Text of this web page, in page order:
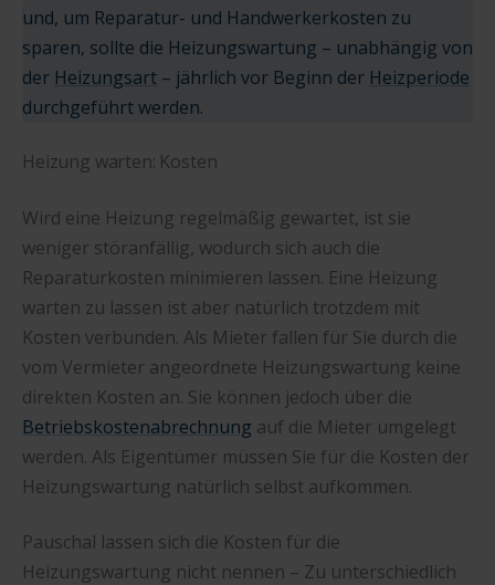
und, um Reparatur- und Handwerkerkosten zu
sparen, sollte die Heizungswartung – unabhängig von
der Heizungsart – jährlich vor Beginn der Heizperiode
durchgeführt werden.
Heizung warten: Kosten
Wird eine Heizung regelmäßig gewartet, ist sie
weniger störanfällig, wodurch sich auch die
Reparaturkosten minimieren lassen. Eine Heizung
warten zu lassen ist aber natürlich trotzdem mit
Kosten verbunden. Als Mieter fallen für Sie durch die
vom Vermieter angeordnete Heizungswartung keine
direkten Kosten an. Sie können jedoch über die
Betriebskostenabrechnung auf die Mieter umgelegt
werden. Als Eigentümer müssen Sie für die Kosten der
Heizungswartung natürlich selbst aufkommen.
Pauschal lassen sich die Kosten für die
Heizungswartung nicht nennen – Zu unterschiedlich